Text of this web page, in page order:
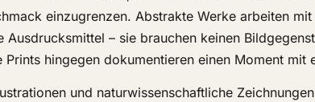
einzugrenzen. Abstrakte Werke arbeiten
Ausdrucksmittel – sie brauchen keinen
Prints hingegen dokumentieren einen Moment
und naturwissenschaftliche